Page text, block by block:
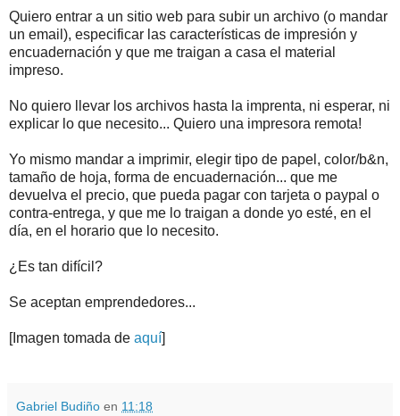
Quiero entrar a un sitio web para subir un archivo (o mandar
un email), especificar las características de impresión y
encuadernación y que me traigan a casa el material
impreso.
No quiero llevar los archivos hasta la imprenta, ni esperar, ni
explicar lo que necesito... Quiero una impresora remota!
Yo mismo mandar a imprimir, elegir tipo de papel, color/b&n,
tamaño de hoja, forma de encuadernación... que me
devuelva el precio, que pueda pagar con tarjeta o paypal o
contra-entrega, y que me lo traigan a donde yo esté, en el
día, en el horario que lo necesito.
¿Es tan difícil?
Se aceptan emprendedores...
[Imagen tomada de aquí]
Gabriel Budiño en 11:18